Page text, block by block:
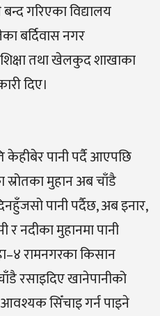
गरिएका विद्यालय
बर्दिवास नगर
तथा खेलकुद शाखाका
दिए।
पानी पर्दै आएपछि
स्रोतका मुहान अब चाँडै
पानी पर्दैछ, अब इनार,
नदीका मुहानमा पानी
रामनगरका किसान
रसाइदिए खानेपानीको
सिँचाइ गर्न पाइने